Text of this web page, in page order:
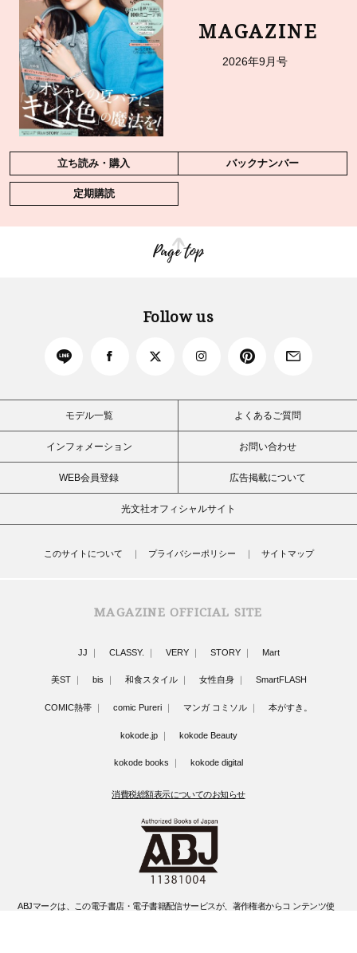
MAGAZINE
2026年9月号
立ち読み・購入 バックナンバー
定期購読
Page top
Follow us
モデル一覧 よくあるご質問
インフォメーション お問い合わせ
WEB会員登録 広告掲載について
光文社オフィシャルサイト
このサイトについて プライバシーポリシー サイトマップ
MAGAZINE OFFICIAL SITE
JJ CLASSY. VERY STORY Mart
美ST bis 和食スタイル 女性自身 SmartFLASH
COMIC熱帯 comic Pureri マンガ コミソル 本がすき。
kokode.jp kokode Beauty
kokode books kokode digital
消費税総額表示についてのお知らせ
ABJマークは、この電子書店・電子書籍配信サービスが、著作権者からコ ンテンツ使